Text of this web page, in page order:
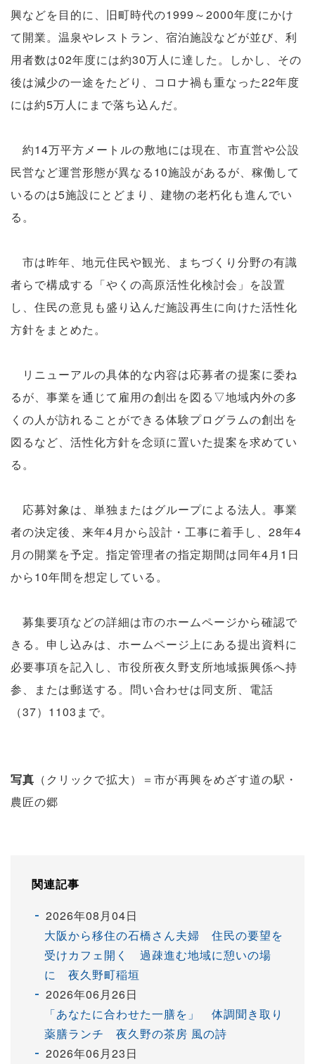
興などを目的に、旧町時代の1999～2000年度にかけ
て開業。温泉やレストラン、宿泊施設などが並び、利
用者数は02年度には約30万人に達した。しかし、その
後は減少の一途をたどり、コロナ禍も重なった22年度
には約5万人にまで落ち込んだ。
約14万平方メートルの敷地には現在、市直営や公設
民営など運営形態が異なる10施設があるが、稼働して
いるのは5施設にとどまり、建物の老朽化も進んでい
る。
市は昨年、地元住民や観光、まちづくり分野の有識
者らで構成する「やくの高原活性化検討会」を設置
し、住民の意見も盛り込んだ施設再生に向けた活性化
方針をまとめた。
リニューアルの具体的な内容は応募者の提案に委ね
るが、事業を通じて雇用の創出を図る▽地域内外の多
くの人が訪れることができる体験プログラムの創出を
図るなど、活性化方針を念頭に置いた提案を求めてい
る。
応募対象は、単独またはグループによる法人。事業
者の決定後、来年4月から設計・工事に着手し、28年4
月の開業を予定。指定管理者の指定期間は同年4月1日
から10年間を想定している。
募集要項などの詳細は市のホームページから確認で
きる。申し込みは、ホームページ上にある提出資料に
必要事項を記入し、市役所夜久野支所地域振興係へ持
参、または郵送する。問い合わせは同支所、電話
（37）1103まで。
写真 （クリックで拡大）＝市が再興をめざす道の駅・
農匠の郷
関連記事
2026年08月04日
大阪から移住の石橋さん夫婦 住民の要望を
受けカフェ開く 過疎進む地域に憩いの場
に 夜久野町稲垣
2026年06月26日
「あなたに合わせた一膳を」 体調聞き取り
薬膳ランチ 夜久野の茶房 風の詩
2026年06月23日